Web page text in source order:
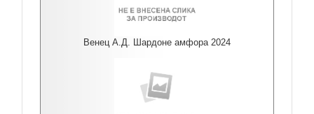
Венец А.Д. Шардоне амфора 2024